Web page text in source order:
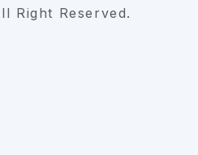
Right Reserved.